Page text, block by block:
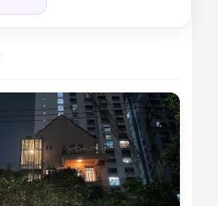
รถเข็นแฝด 2 กล่องนั่งสบาย
3,590 บาท
เช็กราคาล่าสุด ก่อนของหมด
สั่งเลย